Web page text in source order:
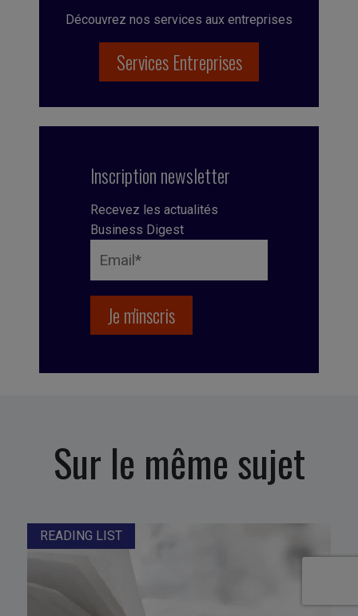
Découvrez nos services aux entreprises
Services Entreprises
Inscription newsletter
Recevez les actualités
Business Digest
Sur le même sujet
READING LIST